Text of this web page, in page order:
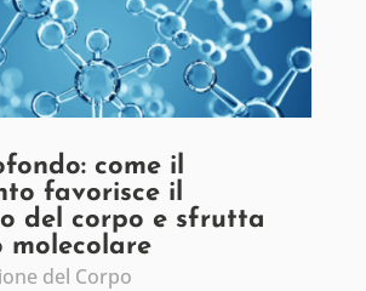
come il
favorisce il
del corpo e sfrutta
molecolare
del Corpo